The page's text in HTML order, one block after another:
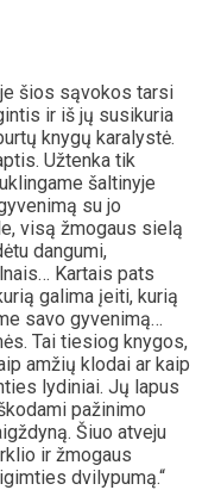
šios sąvokos tarsi
ir iš jų susikuria
knygų karalystė.
Užtenka tik
šaltinyje
su jo
visą žmogaus sielą
dangumi,
Kartais pats
galima įeiti, kurią
savo gyvenimą…
Tai tiesiog knygos,
amžių klodai ar kaip
lydiniai. Jų lapus
pažinimo
Šiuo atveju
ir žmogaus
dvilypumą.“